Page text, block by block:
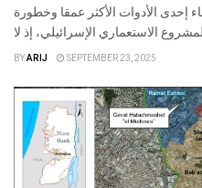
إحدى الأدوات الأكثر عمقا وخطورة
BYARIJ SEPTEMBER 23, 2025